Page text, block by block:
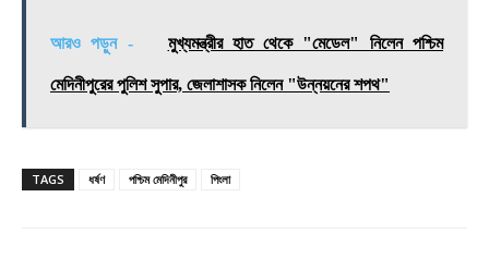
আরও পড়ুন - মুখ্যমন্ত্রীর হাত থেকে "মেডেল" নিলেন পশ্চিম
মেদিনীপুরের পুলিশ সুপার, জেলাশাসক নিলেন "উন্নয়নের শপথ"
TAGS ধর্ষণ পশ্চিম মেদিনীপুর পিংলা